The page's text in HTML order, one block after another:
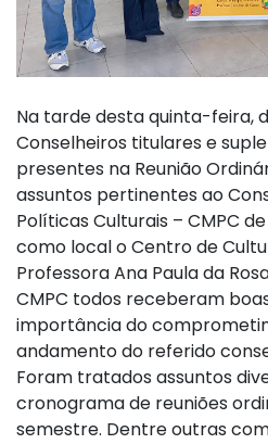
Na tarde desta quinta-feira,
Conselheiros titulares e
presentes na Reunião
assuntos pertinentes ao
Políticas Culturais – CMPC
como local o Centro de
Professora Ana Paula da
CMPC todos receberam
importância do
andamento do referido
Foram tratados assuntos
cronograma de reuniões
semestre. Dentre outras